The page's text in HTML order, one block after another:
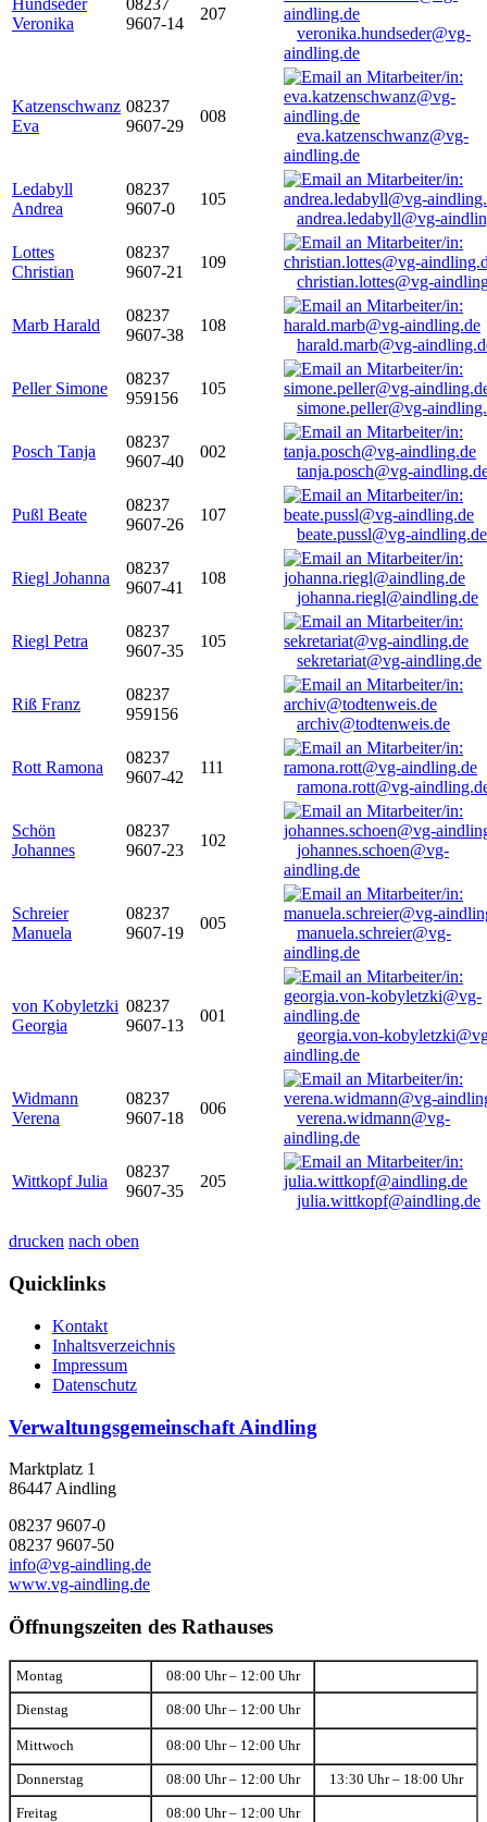
Hundseder
Veronika
08237
9607-14
207
veronika.hundseder@vg-
aindling.de
Katzenschwanz
Eva
08237
9607-29
008
eva.katzenschwanz@vg-
aindling.de
Ledabyll
Andrea
08237
9607-0
105
andrea.ledabyll@vg-
Lottes
Christian
08237
9607-21
109
christian.lottes@vg-
Marb Harald
08237
9607-38
108
harald.marb@vg-
Peller Simone
08237
959156
105
simone.peller@vg-
Posch Tanja
08237
9607-40
002
tanja.posch@vg-
Pußl Beate
08237
9607-26
107
beate.pussl@vg-aindling.de
Riegl Johanna
08237
9607-41
108
johanna.riegl@aindling.de
Riegl Petra
08237
9607-35
105
sekretariat@vg-aindling.de
Riß Franz
08237
959156
archiv@todtenweis.de
Rott Ramona
08237
9607-42
111
ramona.rott@vg-
Schön
Johannes
08237
9607-23
102
johannes.schoen@vg-
aindling.de
Schreier
Manuela
08237
9607-19
005
manuela.schreier@vg-
aindling.de
von Kobyletzki
Georgia
08237
9607-13
001
georgia.von-
aindling.de
Widmann
Verena
08237
9607-18
006
verena.widmann@vg-
aindling.de
Wittkopf Julia
08237
9607-35
205
julia.wittkopf@aindling.de
drucken nach oben
Quicklinks
Kontakt
Inhaltsverzeichnis
Impressum
Datenschutz
Verwaltungsgemeinschaft Aindling
Marktplatz 1
86447 Aindling
08237 9607-0
08237 9607-50
info@vg-aindling.de
www.vg-aindling.de
Öffnungszeiten des Rathauses
Montag 08:00 Uhr – 12:00 Uhr
Dienstag 08:00 Uhr – 12:00 Uhr
Mittwoch 08:00 Uhr – 12:00 Uhr
Donnerstag 08:00 Uhr – 12:00 Uhr 13:30 Uhr – 18:00 Uhr
Freitag 08:00 Uhr – 12:00 Uhr